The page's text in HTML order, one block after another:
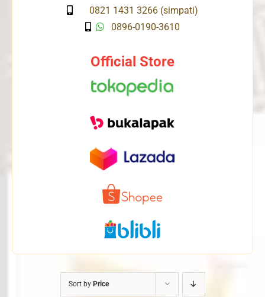
0821 1431 3266 (simpati)
0896-0190-3610
Official Store
Sort by Price